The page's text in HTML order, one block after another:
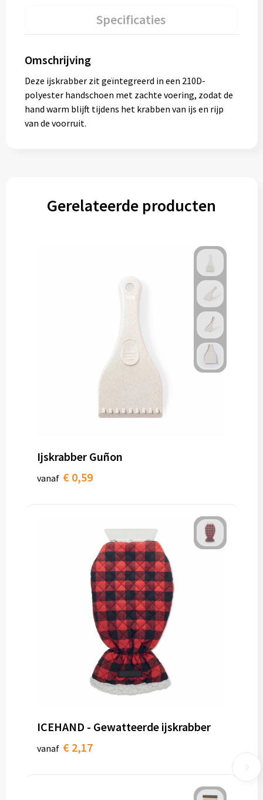
Specificaties
Omschrijving
Deze ijskrabber zit geïntegreerd in een 210D-
polyester handschoen met zachte voering, zodat de
hand warm blijft tijdens het krabben van ijs en rijp
van de voorruit.
Gerelateerde producten
Ijskrabber Guñon
vanaf € 0,59
ICEHAND - Gewatteerde ijskrabber
vanaf € 2,17